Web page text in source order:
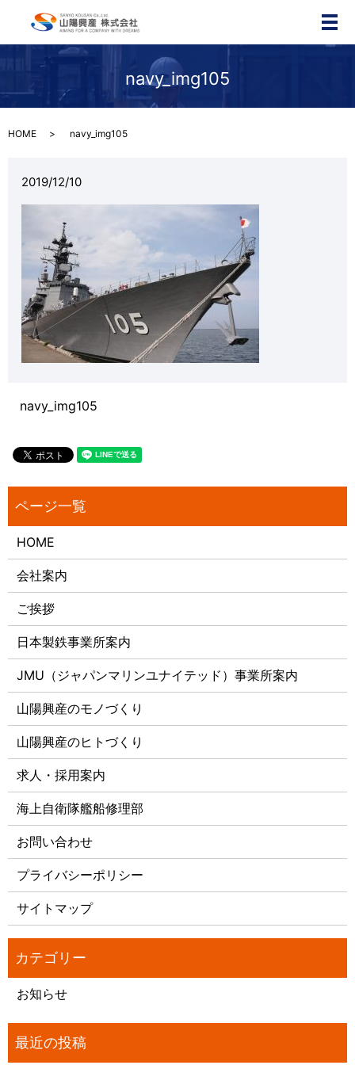
メ
navy_img105
HOME navy_img105
2019/12/10
navy_img105
HOME
会社案内
ご挨拶
日本製鉄事業所案内
JMU（ジャパンマリンユナイテッド）事業所案内
山陽興産のモノづくり
山陽興産のヒトづくり
求人・採用案内
海上自衛隊艦船修理部
お問い合わせ
プライバシーポリシー
サイトマップ
お知らせ